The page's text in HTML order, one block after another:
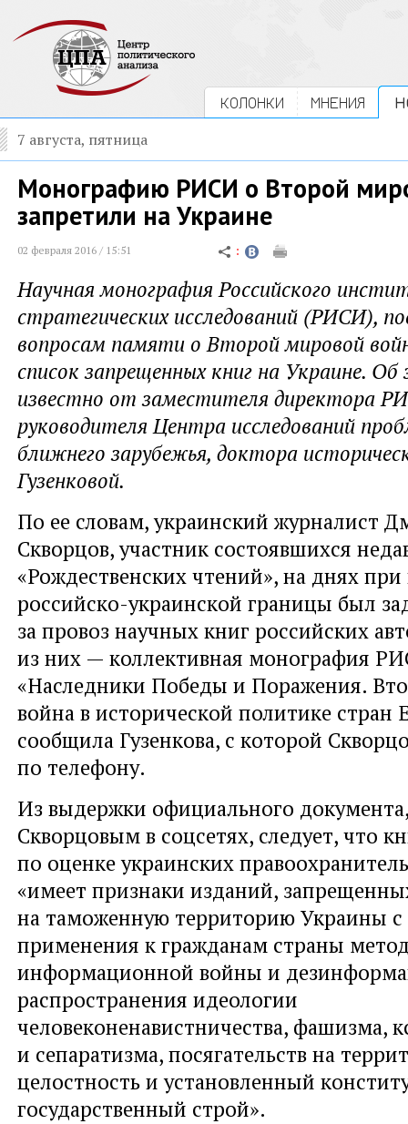
КОЛОНКИ МНЕНИЯ
7 августа, пятница
Монографию РИСИ о Второй
запретили на Украине
02 февраля 2016 / 15:51
Научная монография Российского
стратегических исследований (РИСИ),
вопросам памяти о Второй мировой
список запрещенных книг на Украине.
известно от заместителя директора
руководителя Центра исследований
ближнего зарубежья, доктора
Гузенковой.
По ее словам, украинский журналист
Скворцов, участник состоявшихся
«Рождественских чтений», на днях
российско-украинской границы был
за провоз научных книг российских
из них — коллективная монография
«Наследники Победы и Поражения.
война в исторической политике
сообщила Гузенкова, с которой
по телефону.
Из выдержки официального
Скворцовым в соцсетях, следует, что
по оценке украинских
«имеет признаки изданий,
на таможенную территорию Украины
применения к гражданам страны
информационной войны и
распространения идеологии
человеконенавистничества, фашизма,
и сепаратизма, посягательств на
целостность и установленный
государственный строй».